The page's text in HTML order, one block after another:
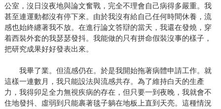
公室，沒日沒夜地與論文奮戰，完全不理會自己病得多嚴重。我
甚至連運動都沒有停下來。由於我沒有給自己任何時間休養，流
感也始終纏著我不放。在進行論文答辯的當天，我還在發燒，穿
着西裝外套的我瑟瑟發抖。我能做的只有拼命假裝沒事的樣子，
把研究成果好好發表出來。
我畢了業。但流感仍在。於是我開始拖著病體申請工作。就
這樣一連數月，我只能設法與流感共存。為了維持白天的生產
力，我得卯足全力無視疾病的存在，但只要一到夜晚，我就會不
住地發抖、虛弱到只能裹著毯子躺在地板上直到天亮。這種情況